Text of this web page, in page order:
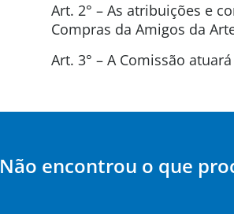
Art. 2° – As atribuições e
Compras da Amigos da
Art. 3° – A Comissão
Não encontrou o que